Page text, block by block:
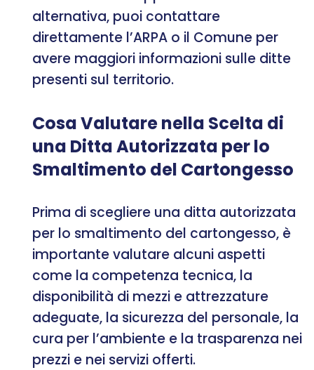
alternativa, puoi contattare
direttamente l’ARPA o il Comune per
avere maggiori informazioni sulle ditte
presenti sul territorio.
Cosa Valutare nella Scelta di
una Ditta Autorizzata per lo
Smaltimento del Cartongesso
Prima di scegliere una ditta autorizzata
per lo smaltimento del cartongesso, è
importante valutare alcuni aspetti
come la competenza tecnica, la
disponibilità di mezzi e attrezzature
adeguate, la sicurezza del personale, la
cura per l’ambiente e la trasparenza nei
prezzi e nei servizi offerti.